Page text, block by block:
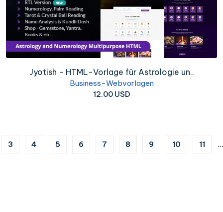
Jyotish - HTML-Vorlage für Astrologie un..
Business-Webvorlagen
12.00 USD
3 4 5 6 7 8 9 10 11 ...